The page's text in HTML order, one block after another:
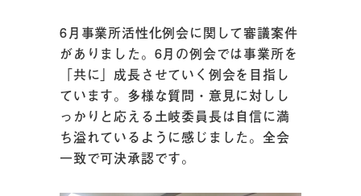
6月事業所活性化例会に関して審議案件
がありました。6月の例会では事業所を
「共に」成長させていく例会を目指し
ています。多様な質問・意見に対しし
っかりと応える土岐委員長は自信に満
ち溢れているように感じました。全会
一致で可決承認です。